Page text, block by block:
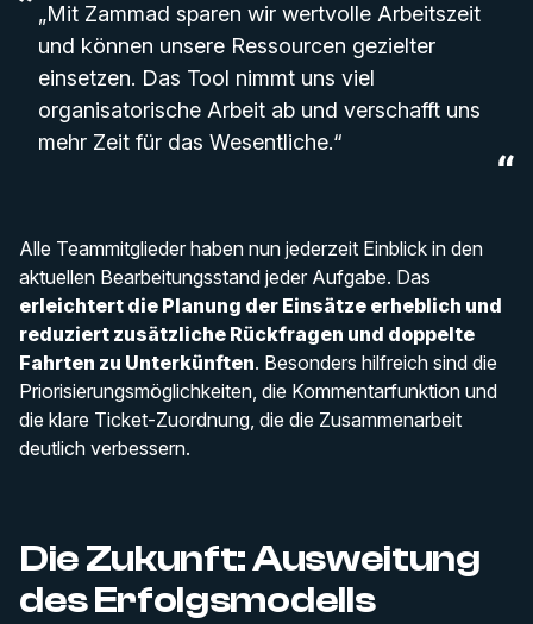
„Mit Zammad sparen wir wertvolle Arbeitszeit
und können unsere Ressourcen gezielter
einsetzen. Das Tool nimmt uns viel
organisatorische Arbeit ab und verschafft uns
mehr Zeit für das Wesentliche.“
Alle Teammitglieder haben nun jederzeit Einblick in den
aktuellen Bearbeitungsstand jeder Aufgabe. Das
erleichtert die Planung der Einsätze erheblich und
reduziert zusätzliche Rückfragen und doppelte
Fahrten zu Unterkünften. Besonders hilfreich sind die
Priorisierungsmöglichkeiten, die Kommentarfunktion und
die klare Ticket-Zuordnung, die die Zusammenarbeit
deutlich verbessern.
Die Zukunft: Ausweitung
des Erfolgsmodells